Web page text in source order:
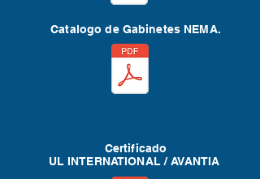
Catalogo de Gabinetes NEMA.
Certificado
UL INTERNATIONAL / AVANTIA